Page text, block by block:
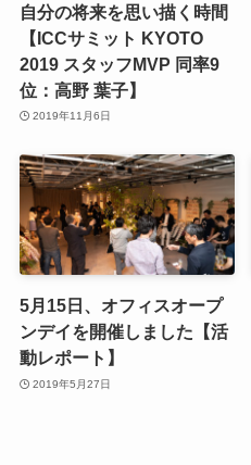
自分の将来を思い描く時間
【ICCサミット KYOTO
2019 スタッフMVP 同率9
位：高野 葉子】
2019年11月6日
5月15日、オフィスオープ
ンデイを開催しました【活
動レポート】
2019年5月27日